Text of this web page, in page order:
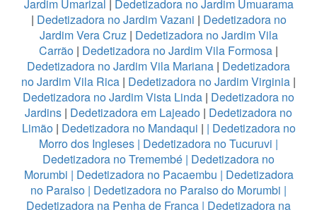
Jardim Umarizal | Dedetizadora no Jardim Umuarama
| Dedetizadora no Jardim Vazani | Dedetizadora no
Jardim Vera Cruz| Dedetizadora no Jardim Vila
Carrão | Dedetizadora no Jardim Vila Formosa |
Dedetizadora no Jardim Vila Mariana | Dedetizadora
no Jardim Vila Rica | Dedetizadora no Jardim Virginia |
Dedetizadora no Jardim Vista Linda | Dedetizadora no
Jardins | Dedetizadora em Lajeado | Dedetizadora no
Limão| Dedetizadora no Mandaqui | | Dedetizadora no
Morro dos Ingleses | Dedetizadora no Tucuruvi |
Dedetizadora no Tremembé | Dedetizadora no
Morumbi | Dedetizadora no Pacaembu | Dedetizadora
no Paraiso | Dedetizadora no Paraiso do Morumbi |
Dedetizadora na Penha de Franca | Dedetizadora na